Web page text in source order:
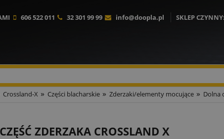
606 522 011 32 301 99 99 info@doopla.pl SKLEP CZYNNY
Crossland-X » Części blacharskie » Zderzaki/elementy mocujące » Dolna
ZDERZAKA CROSSLAND X